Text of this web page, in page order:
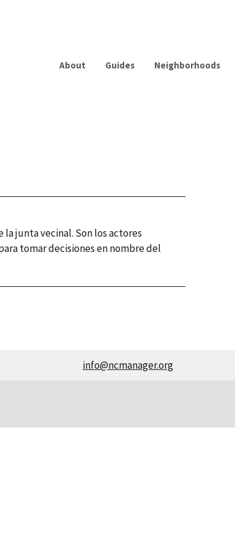
About Guides Neighborhoods
la junta vecinal. Son los actores
tomar decisiones en nombre del
info@ncmanager.org